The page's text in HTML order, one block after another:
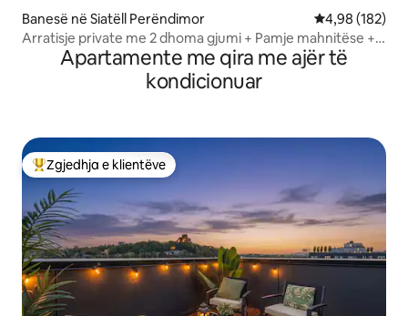
Banesë në Siatëll Perëndimor Vlerësimi
4,98 (182)
Arratisje private me 2 dhoma gjumi + Pamje mahnitëse +
Apartamente me qira me ajër të
kondicionuar
Më të mirat e zgjedhjeve të klientëve
Zgjedhja e klientëve